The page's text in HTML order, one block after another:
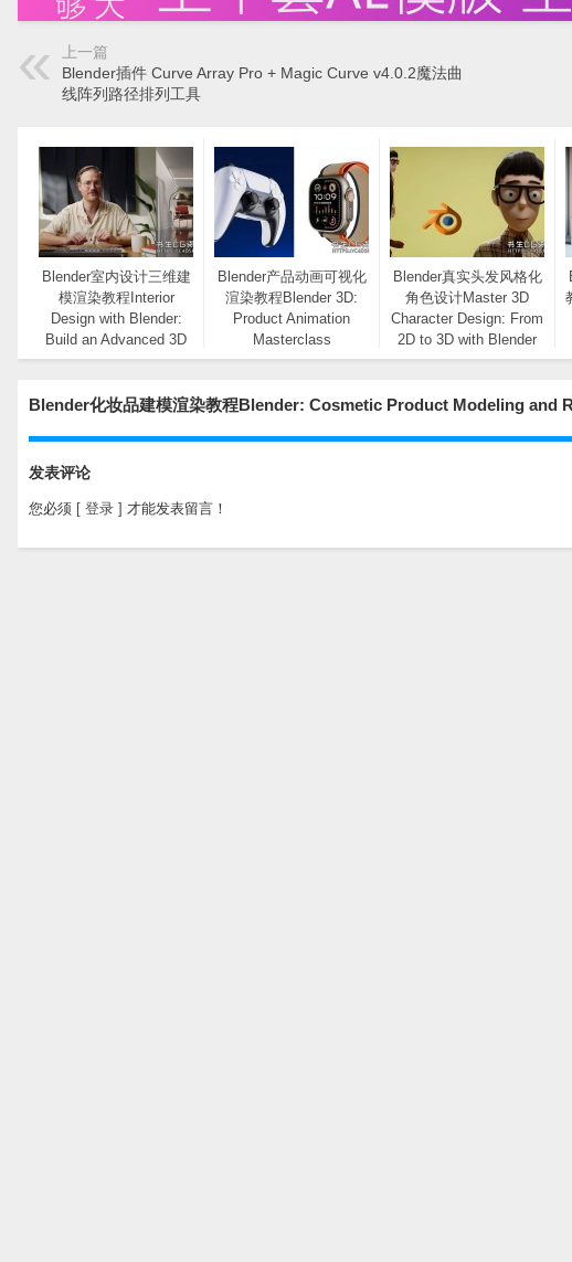
上一篇
Blender插件 Curve Array Pro + Magic Curve v4.0.2魔法曲
线阵列路径排列工具
Blender室内设计三维建
模渲染教程Interior
Design with Blender:
Build an Advanced 3D
Scene 含英文字幕
Blender产品动画可视化
渲染教程Blender 3D:
Product Animation
Masterclass
Blender真实头发风格化
角色设计Master 3D
Character Design: From
2D to 3D with Blender
Blender化妆品建模渲染教程Blender: Cosmetic Product Modeling and
发表评论
您必须 [ 登录 ] 才能发表留言！